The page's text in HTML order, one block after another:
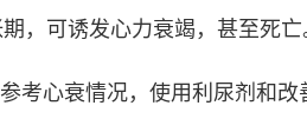
，可诱发心力衰竭，甚至死亡
考心衰情况，使用利尿剂和改